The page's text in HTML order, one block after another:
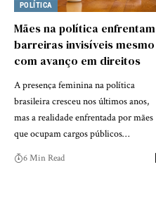
POLÍTICA
Mães na política enfrentam
barreiras invisíveis mesmo
com avanço em direitos
A presença feminina na política
brasileira cresceu nos últimos anos,
mas a realidade enfrentada por mães
que ocupam cargos públicos…
6 Min Read